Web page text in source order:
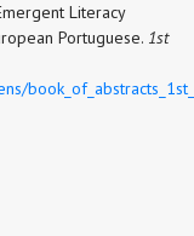
Literacy
Portuguese. 1st